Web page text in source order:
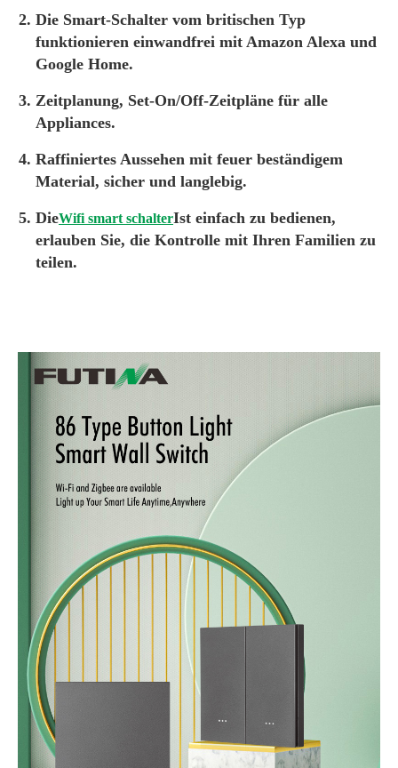
Die Smart-Schalter vom britischen Typ
funktionieren einwandfrei mit Amazon Alexa und
Google Home.
Zeitplanung, Set-On/Off-Zeitpläne für alle
Appliances.
Raffiniertes Aussehen mit feuer beständigem
Material, sicher und langlebig.
DieWifi smart schalterIst einfach zu bedienen,
erlauben Sie, die Kontrolle mit Ihren Familien zu
teilen.